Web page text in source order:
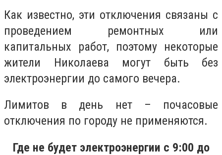
Как известно, эти отключения связаны с
проведением ремонтных или
капитальных работ, поэтому некоторые
жители Николаева могут быть без
электроэнергии до самого вечера.
Лимитов в день нет – почасовые
отключения по городу не применяются.
Где не будет электроэнергии с 9:00 до